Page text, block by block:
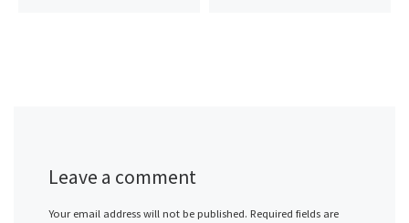
Leave a comment
Your email address will not be published. Required fields are